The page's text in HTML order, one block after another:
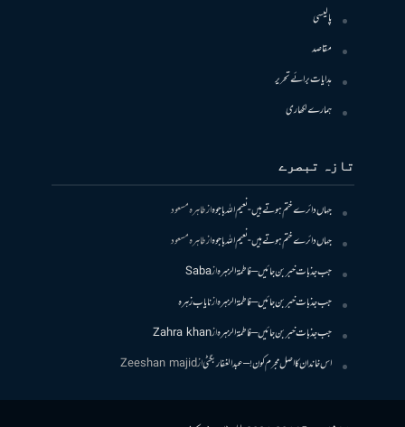
پالیسی
مقاصد
ہدایات برائے تحریر
ہمارے لکھاری
تازہ تبصرے
جہاں دائرے ختم ہوتے ہیں- نعیم اللہ باجوہازطاہرہ مسعود
جہاں دائرے ختم ہوتے ہیں- نعیم اللہ باجوہازطاہرہ مسعود
جب جذبات خبر بن جائیں – فاطمۃالزہرہازSaba
جب جذبات خبر بن جائیں – فاطمۃالزہرہازنایاب زہرہ
جب جذبات خبر بن جائیں – فاطمۃالزہرہازZahra khan
اس خاندان کا اصل مجرم کون! – عبدالغفار بگٹیازZeeshan majid